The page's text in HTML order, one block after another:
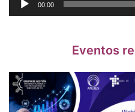
00:00
Eventos